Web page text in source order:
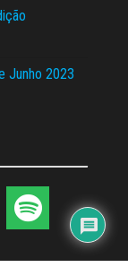
Junho 2023